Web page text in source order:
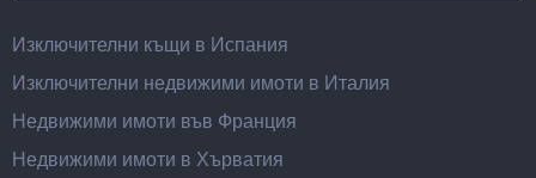
Изключителни къщи в Испания
Изключителни недвижими имоти в Италия
Недвижими имоти във Франция
Недвижими имоти в Хърватия